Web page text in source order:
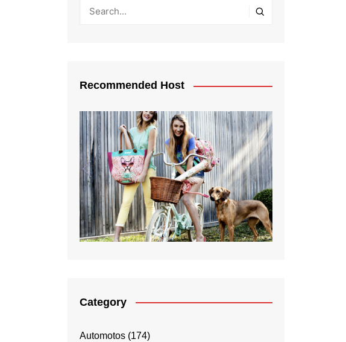
Recommended Host
Category
Automotos (174)